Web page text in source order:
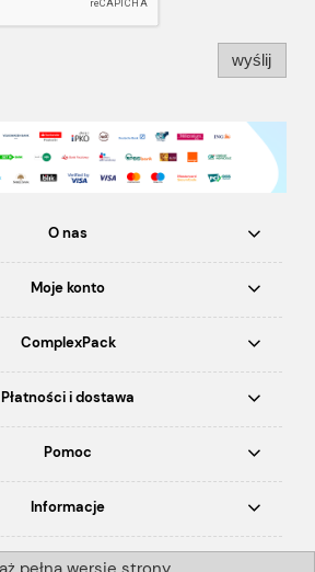
wyślij
O nas
Moje konto
ComplexPack
Płatności i dostawa
Pomoc
Informacje